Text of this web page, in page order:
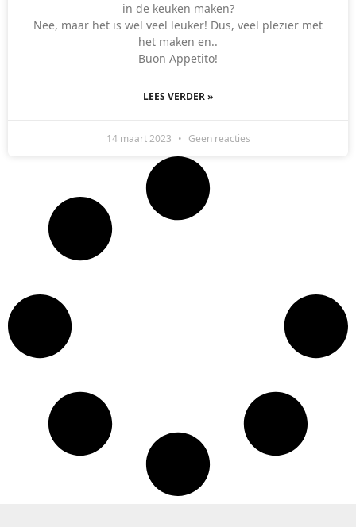
in de keuken maken?
Nee, maar het is wel veel leuker! Dus, veel plezier met
het maken en..
Buon Appetito!
LEES VERDER »
14 maart 2023 Geen reacties